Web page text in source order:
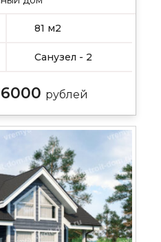
81 м2
Санузел - 2
рублей